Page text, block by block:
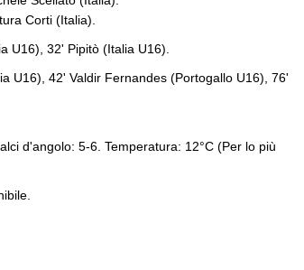
Corti (Italia).
U16), 32' Pipitò (Italia U16).
U16), 42' Valdir Fernandes (Portogallo U16), 76'
d'angolo: 5-6. Temperatura: 12°C (Per lo più